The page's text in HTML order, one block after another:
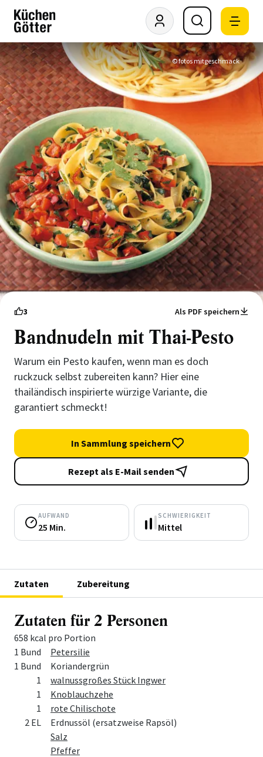
© fotos mitgeschmack
3 Als PDF speichern
Bandnudeln mit Thai-Pesto
Warum ein Pesto kaufen, wenn man es doch
ruckzuck selbst zubereiten kann? Hier eine
thailändisch inspirierte würzige Variante, die
garantiert schmeckt!
In Sammlung speichern
Rezept als E-Mail senden
AUFWAND
25 Min.
SCHWIERIGKEIT
Mittel
Zutaten Zubereitung
Zutaten für 2 Personen
658 kcal pro Portion
Menge Zutat
1 Bund
Petersilie
1 Bund
Koriandergrün
1
walnussgroßes Stück Ingwer
1
Knoblauchzehe
1
rote Chilischote
2 EL
Erdnussöl (ersatzweise Rapsöl)
Salz
Pfeffer